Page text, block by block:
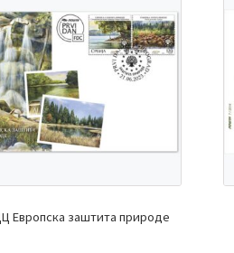
Европска заштита природе